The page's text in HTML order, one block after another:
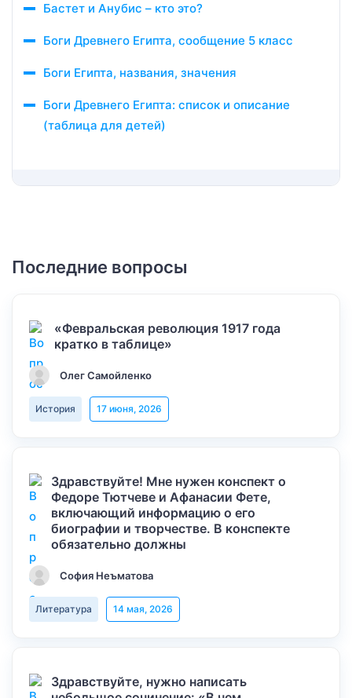
Бастет и Анубис – кто это?
Боги Древнего Египта, сообщение 5 класс
Боги Египта, названия, значения
Боги Древнего Египта: список и описание
(таблица для детей)
Последние вопросы
«Февральская революция 1917 года
кратко в таблице»
Олег Самойленко
История 17 июня, 2026
Здравствуйте! Мне нужен конспект о
Федоре Тютчеве и Афанасии Фете,
включающий информацию о его
биографии и творчестве. В конспекте
обязательно должны
София Неъматова
Литература 14 мая, 2026
Здравствуйте, нужно написать